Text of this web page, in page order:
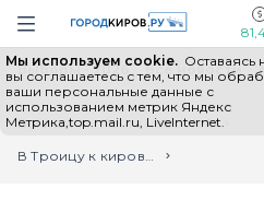
Навигация сайта
Мы используем cookie. Оставаясь
вы соглашаетесь с тем, что мы
ваши персональные данные с
использованием метрик Яндекс
Метрика,top.mail.ru, LiveInternet.
Выборы - 2026 Все новости
Главная
Лента новостей
В Троицу к кировским кладбищам пустят специальные автобусы